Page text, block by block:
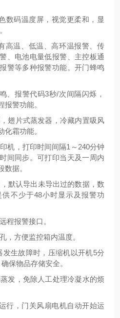
数码温度屏，视觉更柔和，显
高温、低温、高环温报警、传
、电池电量低报警、主控板通
警等多种报警功能。开门蜂鸣
、报警代码3秒/次间隔闪烁，
警功能。
翅片式蒸发器，冷藏内置吸风
化霜功能。
机，打印时间间隔1～240分钟
间同步。可打印当天及一周内
据。
默认导出未导出过的数据，数
不少于48小时显示及报警功
程报警接口。
，方便监控箱内温度。
生故障时，压缩机以开机5分
保物品存储安全。
发，免除人工处理冷凝水的烦
行，门关风扇电机自动开始运